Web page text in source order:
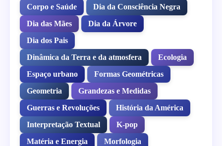
Corpo e Saúde
Dia da Consciência Negra
Dia das Mães
Dia da Árvore
Dia dos Pais
Dinâmica da Terra e da atmosfera
Ecologia
Espaço urbano
Formas Geométricas
Geometria
Grandezas e Medidas
Guerras e Revoluções
História da América
Interpretação Textual
K-pop
Matéria e Energia
Morfologia